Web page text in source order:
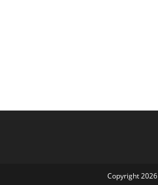
Copyright 2026